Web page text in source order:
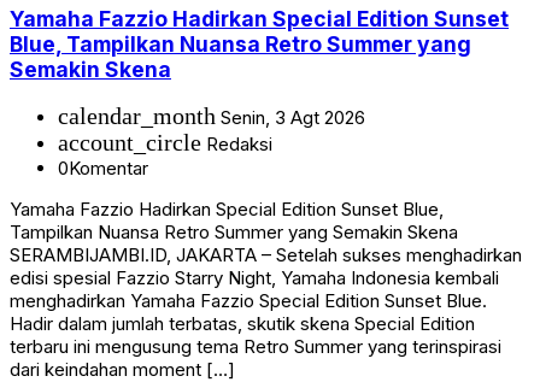
Yamaha Fazzio Hadirkan Special Edition Sunset
Blue, Tampilkan Nuansa Retro Summer yang
Semakin Skena
calendar_month Senin, 3 Agt 2026
account_circle Redaksi
0Komentar
Yamaha Fazzio Hadirkan Special Edition Sunset Blue,
Tampilkan Nuansa Retro Summer yang Semakin Skena
SERAMBIJAMBI.ID, JAKARTA – Setelah sukses menghadirkan
edisi spesial Fazzio Starry Night, Yamaha Indonesia kembali
menghadirkan Yamaha Fazzio Special Edition Sunset Blue.
Hadir dalam jumlah terbatas, skutik skena Special Edition
terbaru ini mengusung tema Retro Summer yang terinspirasi
dari keindahan moment […]